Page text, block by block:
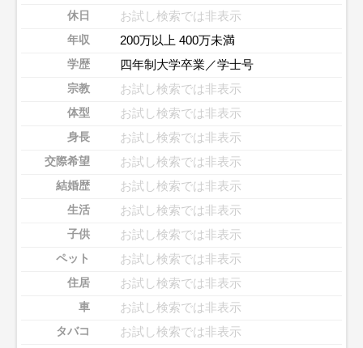
休日 お試し検索では非表示
年収 200万以上 400万未満
学歴 四年制大学卒業／学士号
宗教 お試し検索では非表示
体型 お試し検索では非表示
身長 お試し検索では非表示
交際希望 お試し検索では非表示
結婚歴 お試し検索では非表示
生活 お試し検索では非表示
子供 お試し検索では非表示
ペット お試し検索では非表示
住居 お試し検索では非表示
車 お試し検索では非表示
タバコ お試し検索では非表示